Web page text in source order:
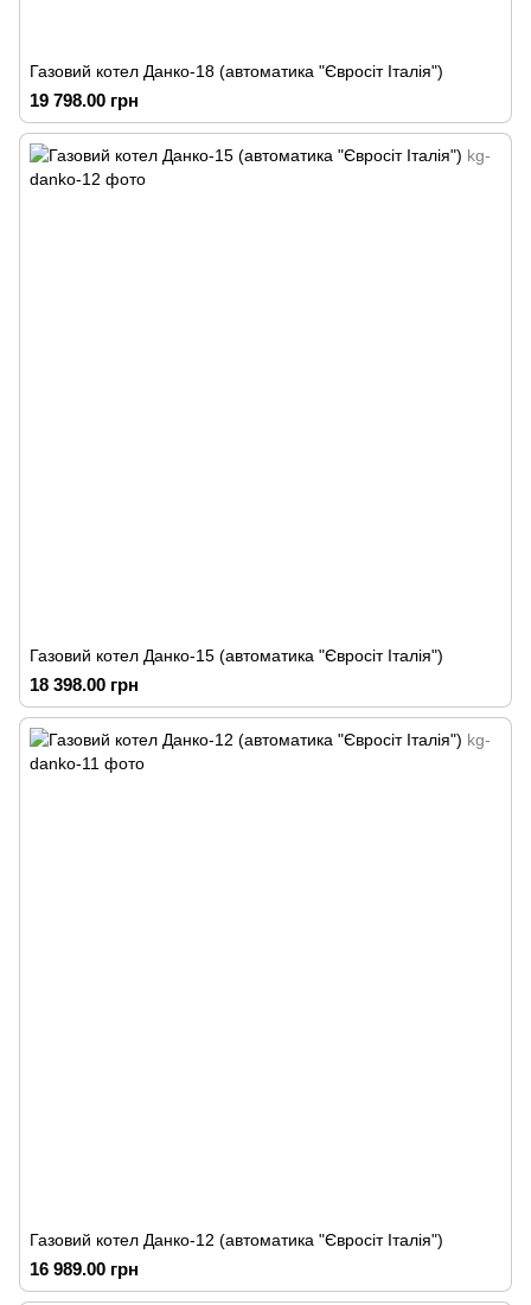
Газовий котел Данко-18 (автоматика "Євросіт Італія")
19 798.00 грн
Газовий котел Данко-15 (автоматика "Євросіт Італія")
18 398.00 грн
Газовий котел Данко-12 (автоматика "Євросіт Італія")
16 989.00 грн